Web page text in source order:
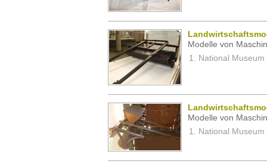
Modelle von
National Museum
Modelle von
National Museum